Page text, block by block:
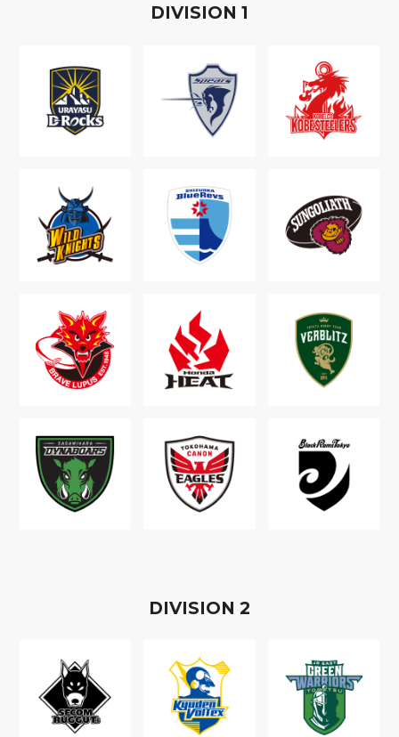
DIVISION 1
DIVISION 2